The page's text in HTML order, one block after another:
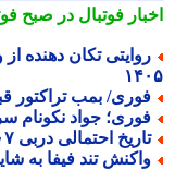
فوتبال در صبح
بمب تراکتور قبل
جواد نکونام
احتمالی دربی ۱۰۷ مشخص شد
تند فیفا به شایعات